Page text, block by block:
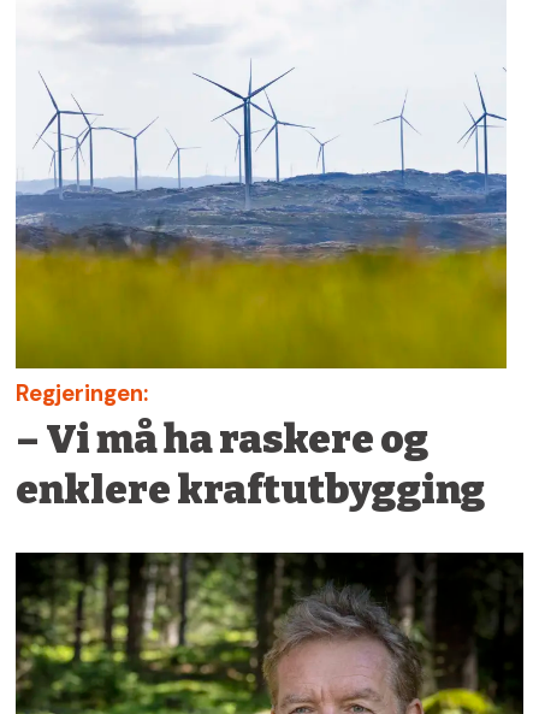
Regjeringen:
– Vi må ha raskere og
enklere kraftutbygging